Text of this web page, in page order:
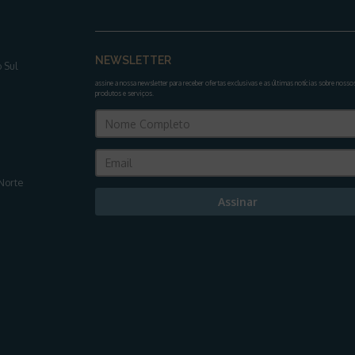
Sul
NEWSLETTER
assine a nossa newsletter para receber ofertas exclusivas e as últimas notícias sobre
produtos e serviços.
Assinar